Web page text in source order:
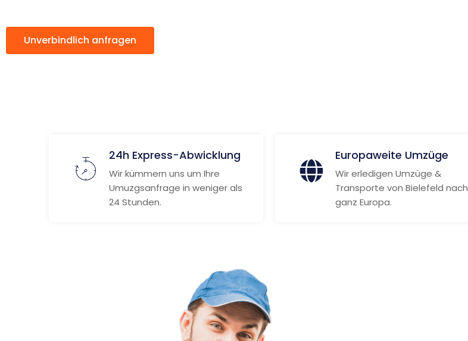
Unverbindlich anfragen
24h Express-Abwicklung
Wir kümmern uns um Ihre
Umuzgsanfrage in weniger als
24 Stunden.
Europaweite Umzüge
Wir erledigen Umzüge &
Transporte von Bielefeld nach
ganz Europa.